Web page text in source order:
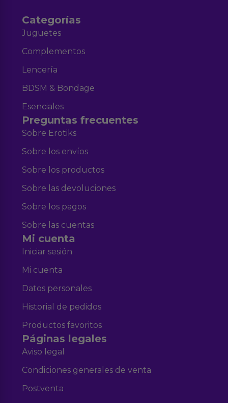
Categorías
Juguetes
Complementos
Lencería
BDSM & Bondage
Esenciales
Preguntas frecuentes
Sobre Erotiks
Sobre los envíos
Sobre los productos
Sobre las devoluciones
Sobre los pagos
Sobre las cuentas
Mi cuenta
Iniciar sesión
Mi cuenta
Datos personales
Historial de pedidos
Productos favoritos
Páginas legales
Aviso legal
Condiciones generales de venta
Postventa